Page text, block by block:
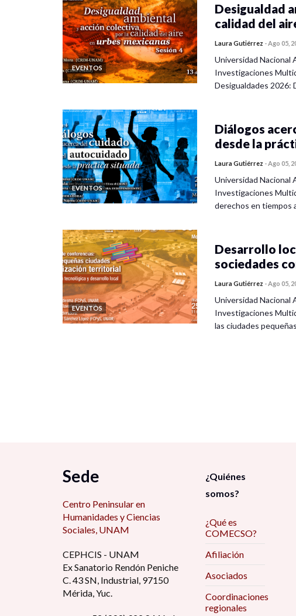
EVENTOS
Desigualdad
calidad del
Laura Gutiérrez -Ago 05,
Universidad Nacional
Investigaciones
Desigualdades 2026:
EVENTOS
Diálogos
desde la
Laura Gutiérrez -Ago 05,
Universidad Nacional
Investigaciones
derechos en tiempos
EVENTOS
Desarrollo
sociedades
Laura Gutiérrez -Ago 05,
Universidad Nacional
Investigaciones
las ciudades
Sede
Centro Peninsular en
Humanidades y Ciencias
Sociales, UNAM
CEPHCIS - UNAM
Ex Sanatorio Rendón Peniche
C. 43 SN, Industrial, 97150
Mérida, Yuc.
¿Quiénes
somos?
¿Qué es
COMECSO?
Afiliación
Asociados
Coordinaciones
regionales